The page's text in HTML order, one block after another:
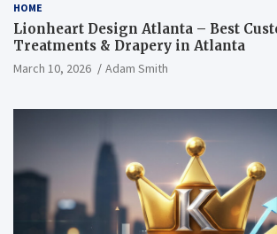
HOME
Lionheart Design Atlanta – Best
Treatments & Drapery in Atlanta
March 10, 2026 Adam Smith